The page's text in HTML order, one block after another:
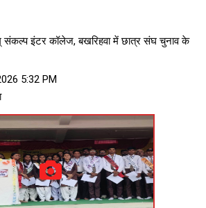
संकल्प इंटर कॉलेज, बखरिहवा में छात्र संघ चुनाव के
5:32 PM